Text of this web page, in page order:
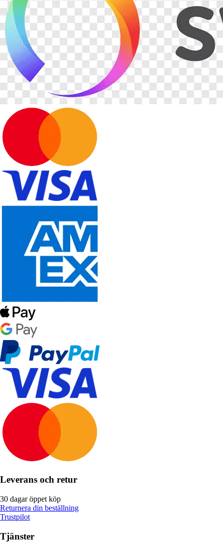
Leverans och retur
30 dagar öppet köp
Returnera din beställning
Trustpilot
Tjänster